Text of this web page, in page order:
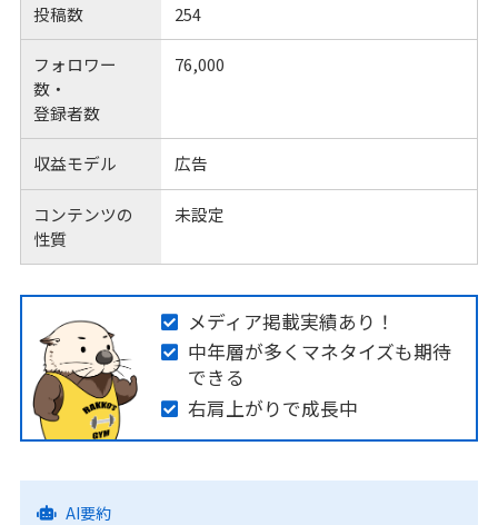
投稿数 254
フォロワー
数・
登録者数
76,000
収益モデル 広告
コンテンツの
性質
未設定
メディア掲載実績あり！
中年層が多くマネタイズも期待
できる
右肩上がりで成長中
AI要約